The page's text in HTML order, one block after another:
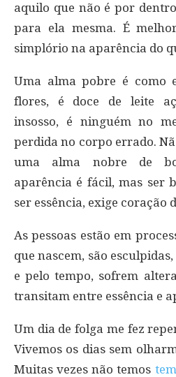
aquilo que não é por
para ela mesma. É
simplório na aparência do
Uma alma pobre é como
flores, é doce de leite
insosso, é ninguém no
perdida no corpo errado.
uma alma nobre de
aparência é fácil, mas ser
ser essência, exige coração
As pessoas estão em
que nascem, são
e pelo tempo, sofrem
transitam entre essência e
Um dia de folga me fez
Vivemos os dias sem
Muitas vezes não temos